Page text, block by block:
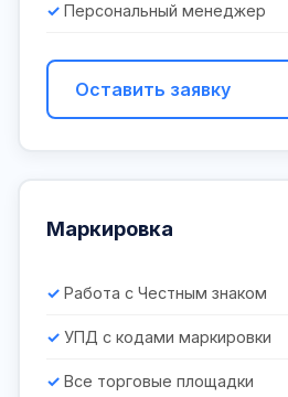
Персональный менеджер
Оставить заявку
Маркировка
Работа с Честным знаком
УПД с кодами маркировки
Все торговые площадки